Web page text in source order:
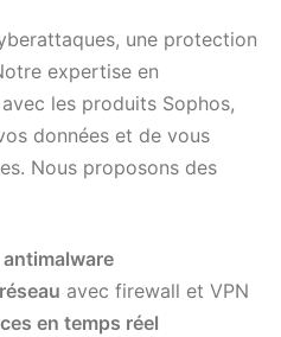
une protection
expertise en
les produits Sophos,
données et de vous
Nous proposons des
avec firewall et VPN
en temps réel